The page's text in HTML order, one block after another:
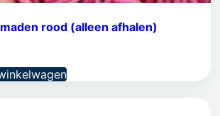
rood (alleen afhalen)